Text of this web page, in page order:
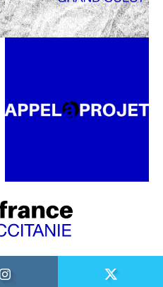
Suiveurs